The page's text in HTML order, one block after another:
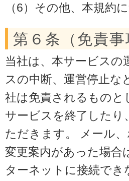
（6）その他、本規約
第６条（免責事
当社は、本サービス
スの中断、運営停止な
社は免責されるものと
サービスを終了したり
ただきます。 メール
変更案内があった場合
ターネットに接続で